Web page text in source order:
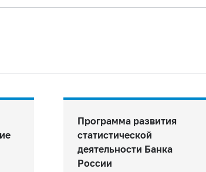
Программа развития
статистической
деятельности Банка
России